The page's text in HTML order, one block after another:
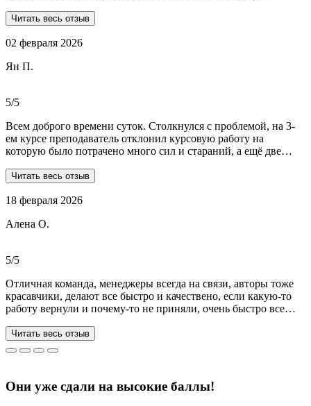
профессионалов.Условия,сроки были сразу оговорены и четко
уровне.А если возникали вопросы или проблемы,то помощь
помощь студентам,то только-сюда.Огромное спасибо!!!
Читать весь отзыв
02 февраля 2026
Ян П.
5/5
Всем доброго времени суток. Столкнулся с проблемой, на 3-
ем курсе преподаватель отклонил курсовую работу на
которую было потрачено много сил и стараний, а ещё две
обратился в Dist-help. Первый раз, были опасения и по срокам,
Ребята большие профессионалы, Алёна лучшая! Всё
Общение вызвало только позитивные эмоции. Все три работы
Читать весь отзыв
18 февраля 2026
Алена О.
5/5
Отличная команда, менеджеры всегда на связи, авторы тоже
красавчики, делают все быстро и качествено, если какую-то
работу вернули и почему-то не приняли, очень быстро все
за 3 недели, до последнего не верила, что такое возможно, но
все удалось. Спасибо, что вы есть))
Читать весь отзыв
Они уже сдали на высокие баллы!